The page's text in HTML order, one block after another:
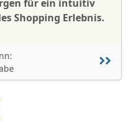
für ein intuitiv
Shopping Erlebnis.